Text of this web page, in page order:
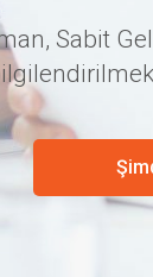
Sabit